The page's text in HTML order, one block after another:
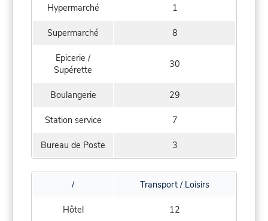
Hypermarché 1
Supermarché 8
Epicerie /
Supérette
30
Boulangerie 29
Station service 7
Bureau de Poste 3
/ Transport / Loisirs
Hôtel 12